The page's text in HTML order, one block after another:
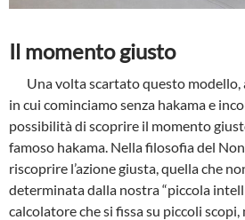
Il momento giusto
Una volta scartato questo
in cui cominciamo senza hakama e
possibilità di scoprire il momento
famoso hakama. Nella filosofia del
riscoprire l’azione giusta, quella che
determinata dalla nostra “piccola
calcolatore che si fissa su piccoli scopi,